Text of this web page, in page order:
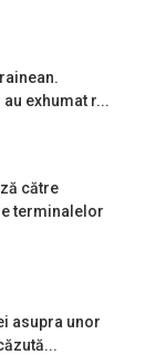
exhumat r...
către
terminalelor
asupra unor